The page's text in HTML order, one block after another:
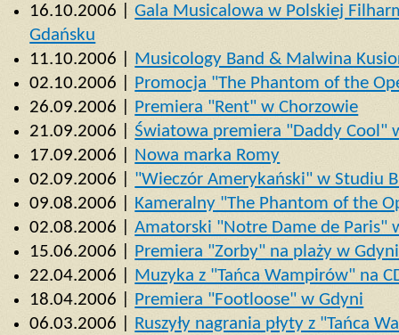
16.10.2006 |Gala Musicalowa w Polskiej
Gdańsku
11.10.2006 | Musicology Band & Malwina
02.10.2006 | Promocja "The Phantom of the
26.09.2006 | Premiera "Rent" w Chorzowie
21.09.2006 |Światowa premiera "Daddy Cool"
17.09.2006 | Nowa marka Romy
02.09.2006 | "Wieczór Amerykański" w Studiu
09.08.2006 | Kameralny "The Phantom of the
02.08.2006 |Amatorski "Notre Dame de Paris"
15.06.2006 | Premiera "Zorby" na plaży w
22.04.2006 | Muzyka z "Tańca Wampirów" na
18.04.2006 | Premiera "Footloose" w Gdyni
06.03.2006 | Ruszyły nagrania płyty z "Tańca